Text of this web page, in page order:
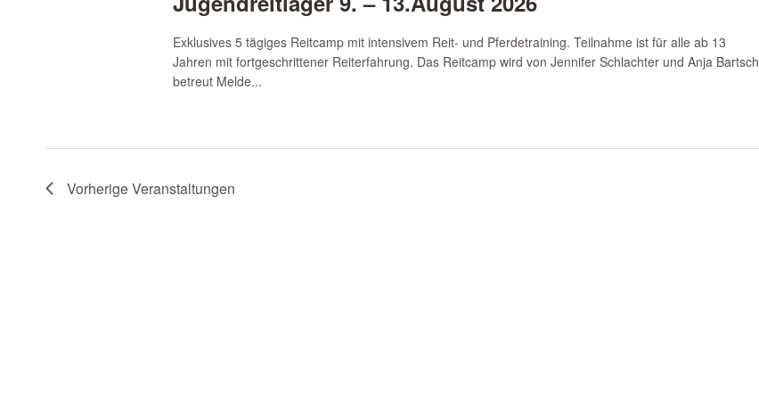
Exklusives 5 tägiges Reitcamp mit intensivem Reit- und Pferdetraining. Teilnahme ist für alle ab 13
Jahren mit fortgeschrittener Reiterfahrung. Das Reitcamp wird von Jennifer Schlachter und Anja Bartsch
betreut Melde...
VorherigeVeranstaltungen